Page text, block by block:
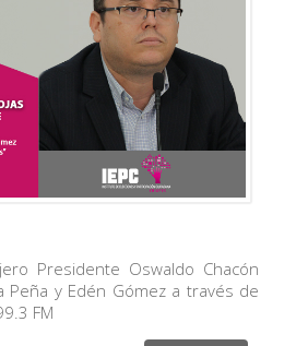
Presidente Oswaldo Chacón
Peña y Edén Gómez a través de
FM